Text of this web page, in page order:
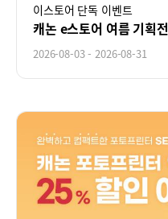
이스토어 단독 이벤트
캐논 e스토어 여름 기획전
2026-08-03 - 2026-08-31